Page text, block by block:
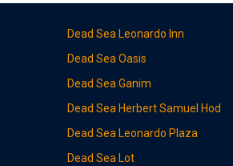
Dead Sea Leonardo Inn
Dead Sea Oasis
Dead Sea Ganim
Dead Sea Herbert Samuel Hod
Dead Sea Leonardo Plaza
Dead Sea Lot